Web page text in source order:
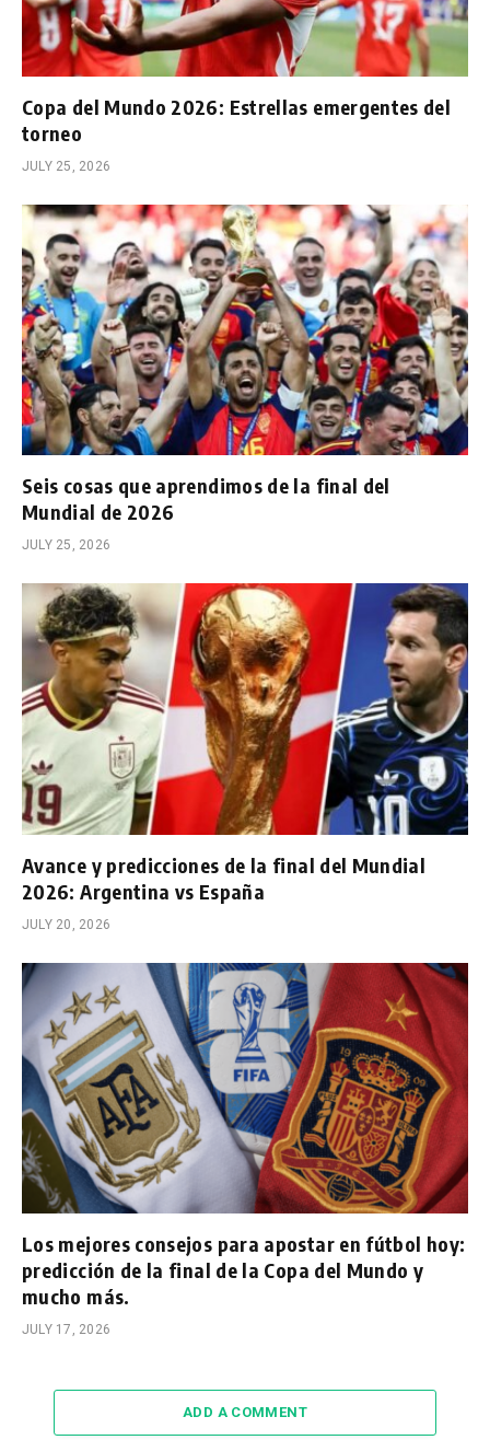
Copa del Mundo 2026: Estrellas emergentes del
torneo
JULY 25, 2026
Seis cosas que aprendimos de la final del
Mundial de 2026
JULY 25, 2026
Avance y predicciones de la final del Mundial
2026: Argentina vs España
JULY 20, 2026
Los mejores consejos para apostar en fútbol hoy:
predicción de la final de la Copa del Mundo y
mucho más.
JULY 17, 2026
ADD A COMMENT